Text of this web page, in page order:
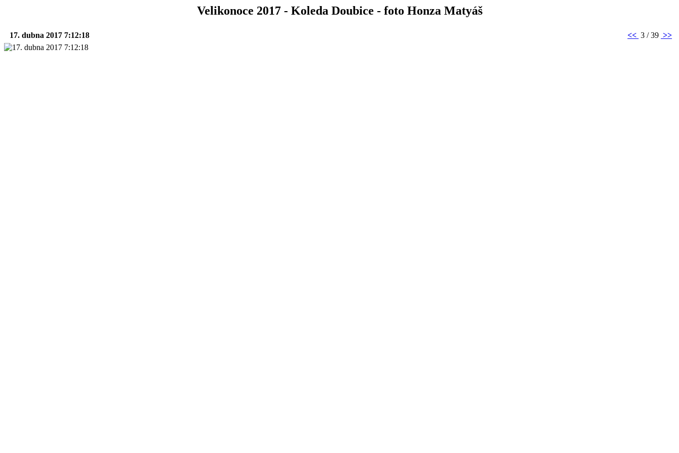
Velikonoce 2017 - Koleda Doubice - foto Honza Matyáš
17. dubna 2017 7:12:18 << 3 / 39 >>